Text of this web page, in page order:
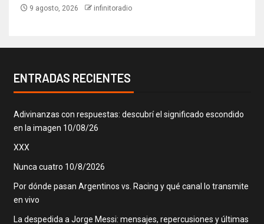
9 agosto, 2026 infinitoradio
ENTRADAS RECIENTES
Adivinanzas con respuestas: descubrí el significado escondido
en la imagen 10/08/26
XXX
Nunca cuatro 10/8/2026
Por dónde pasan Argentinos vs. Racing y qué canal lo transmite
en vivo
La despedida a Jorge Messi: mensajes, repercusiones y últimas